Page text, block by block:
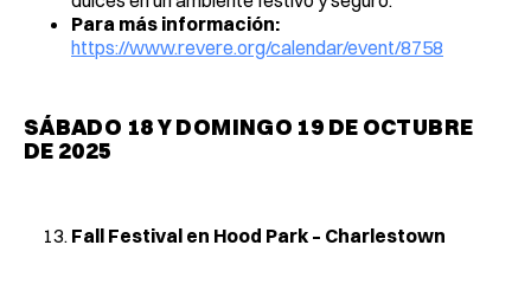
Para más información:
https://www.revere.org/calendar/event/8758
SÁBADO 18 Y DOMINGO 19 DE OCTUBRE
DE 2025
Fall Festival en Hood Park – Charlestown